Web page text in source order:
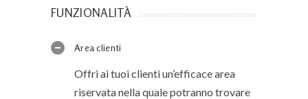
FUNZIONALITÀ
Area clienti
Offri ai tuoi clienti un’efficace area
riservata nella quale potranno trovare